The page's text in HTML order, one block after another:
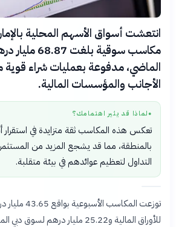
انتعشت أسواق الأسهم المحلية
مكاسب سوقية
الماضي، مدفوعة بعمليات شراء
الأجانب والمؤسسات المالية.
● لماذا قد يثير اهتمامك؟
تعكس هذه المكاسب ثقة متزايدة في استقرار
بالمنطقة، مما قد يشجع المزيد من
التداول لتعظيم عوائدهم في بيئة متقلبة.
توزعت المكاسب
للأوراق المالية و25.22 مليار درهم